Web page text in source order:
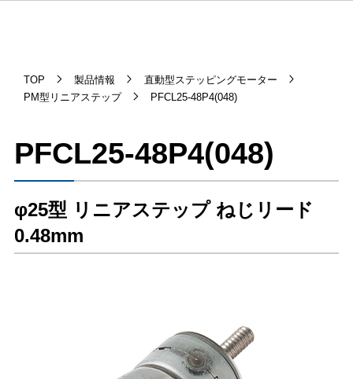
TOP 製品情報
直動型ステッピングモーター
PM型リニアステップ
PFCL25-48P4(048)
PFCL25-48P4(048)
φ25型 リニアステップ ねじリード
0.48mm